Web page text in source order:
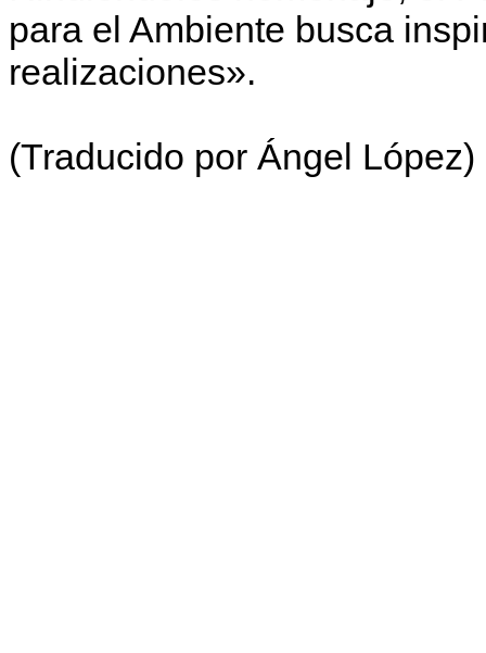
para el Ambiente busca
realizaciones».
(Traducido por Ángel López)